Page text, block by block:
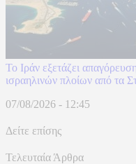
Το Ιράν εξετάζει
ισραηλινών πλοίων από τα
07/08/2026 - 12:45
Δείτε επίσης
Τελευταία Άρθρα